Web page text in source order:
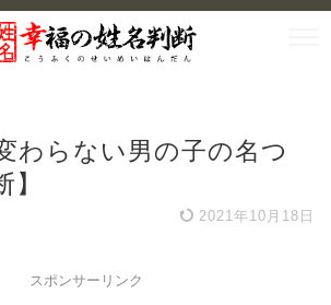
わらない男の子の名つ
2021年10月18日
スポンサーリンク